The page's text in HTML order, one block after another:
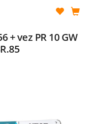
+ vez PR 10 GW